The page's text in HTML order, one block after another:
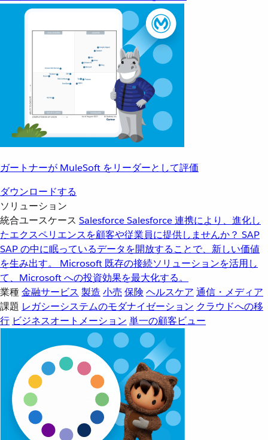
ガートナーが MuleSoft をリーダーとして評価
ダウンロードする
ソリューション
統合ユースケース SalesforceSalesforce 連携により、進化し
たエクスペリエンスを顧客や従業員に提供しませんか？ SAP
SAP の中に眠っているデータを開放することで、新しい価値
を生み出す。
Microsoft 既存の接続ソリューションを活用し
て、Microsoft への投資効果を最大化する。
業種金融サービス 製造 小売 保険 ヘルスケア 通信・メディア
課題 レガシーシステムのモダナイゼーション クラウドへの移
行 ビジネスオートメーション 単一の顧客ビュー